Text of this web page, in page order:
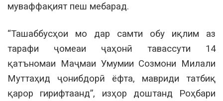
муваффақият пеш мебарад.
“Ташаббусҳои мо дар самти обу иқлим аз
тарафи ҷомеаи ҷаҳонӣ тавассути 14
қатъномаи Маҷмаи Умумии Созмони Милали
Муттаҳид ҷонибдорӣ ёфта, мавриди татбиқ
қарор гирифтаанд”, изҳор доштанд Роҳбари